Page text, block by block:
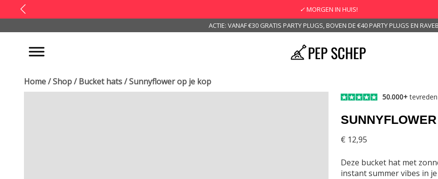
✓MORGEN IN HUIS!
ACTIE: VANAF €30 GRATIS PARTY PLUGS, BOVEN DE €40 PARTY PLUGS EN
Home/Shop/Bucket hats/ Sunnyflower op je kop
50.000+
€ 12,95
Deze bucket hat met
instant summer vibes in